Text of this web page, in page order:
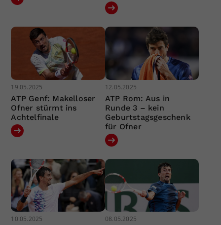
19.05.2025
ATP Genf: Makelloser
Ofner stürmt ins
Achtelfinale
12.05.2025
ATP Rom: Aus in
Runde 3 – kein
Geburtstagsgeschenk
für Ofner
10.05.2025 08.05.2025